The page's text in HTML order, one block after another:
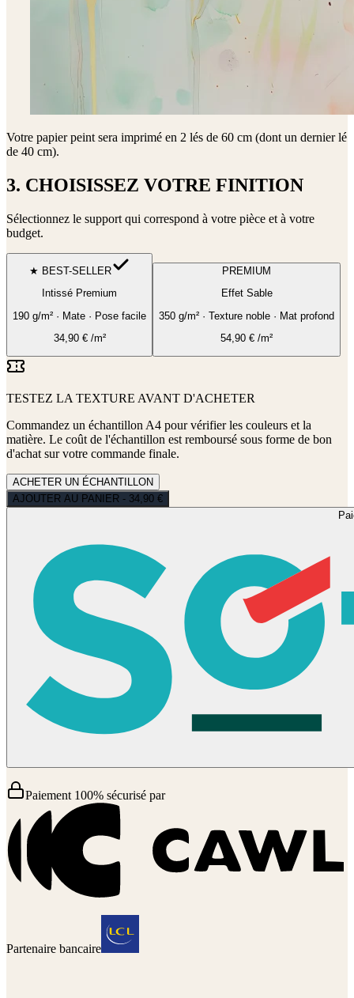
Votre papier peint sera imprimé en 2 lés de 60 cm (dont un dernier lé
de 40 cm).
3. CHOISISSEZ VOTRE FINITION
Sélectionnez le support qui correspond à votre pièce et à votre
budget.
★ BEST-SELLER
Intissé Premium
190 g/m² · Mate · Pose facile
34,90€/m²
PREMIUM
Effet Sable
350 g/m² · Texture noble · Mat profond
54,90 € /m²
TESTEZ LA TEXTURE AVANT D'ACHETER
Commandez un échantillon A4 pour vérifier les couleurs et la
matière. Le coût de l'échantillon est remboursé sous forme de bon
d'achat sur votre commande finale.
ACHETER UN ÉCHANTILLON
AJOUTER AU PANIER - 34,90 €
Paiement 100% sécurisé par
Partenaire bancaire